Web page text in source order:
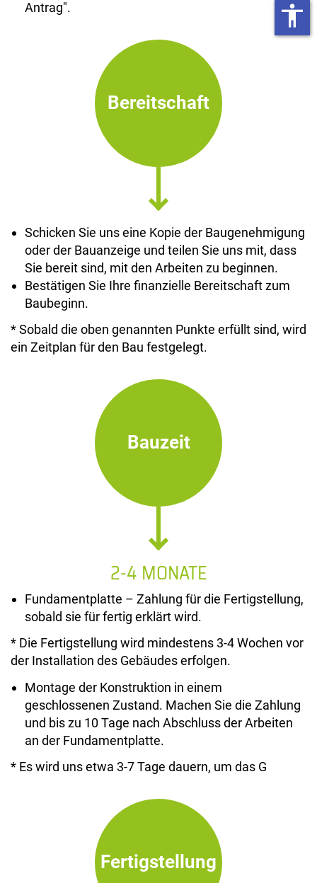
Antrag".
Bereitschaft
Schicken Sie uns eine Kopie der Baugenehmigung
oder der Bauanzeige und teilen Sie uns mit, dass
Sie bereit sind, mit den Arbeiten zu beginnen.
Bestätigen Sie Ihre finanzielle Bereitschaft zum
Baubeginn.
* Sobald die oben genannten Punkte erfüllt sind, wird
ein Zeitplan für den Bau festgelegt.
Bauzeit
2-4 MONATE
Fundamentplatte – Zahlung für die Fertigstellung,
sobald sie für fertig erklärt wird.
* Die Fertigstellung wird mindestens 3-4 Wochen vor
der Installation des Gebäudes erfolgen.
Montage der Konstruktion in einem
geschlossenen Zustand. Machen Sie die Zahlung
und bis zu 10 Tage nach Abschluss der Arbeiten
an der Fundamentplatte.
* Es wird uns etwa 3-7 Tage dauern, um das G
Fertigstellung
accessibility